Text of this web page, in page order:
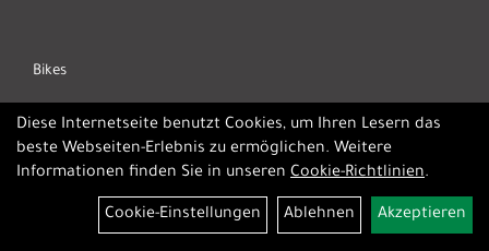
Bikes
Marken
Diese Internetseite benutzt Cookies, um Ihren Lesern das
beste Webseiten-Erlebnis zu ermöglichen. Weitere
Informationen finden Sie in unseren Cookie-Richtlinien.
Cookie-Einstellungen Ablehnen Akzeptieren